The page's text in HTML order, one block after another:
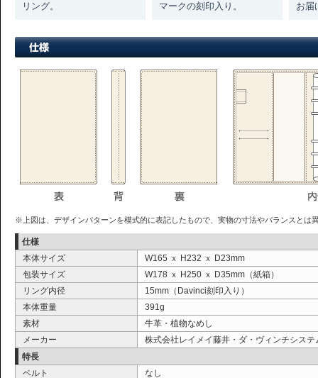
リング。
マークの刻印入り。
お届
※上図は、デザインパターンを模式的に表記したもので、実物の寸法やバランスとは
仕様
本体サイズ
W165 ｘ H232 ｘ D23mm
包装サイズ
W178 ｘ H250 ｘ D35mm（紙箱）
リング内径
15mm（Davinci刻印入り）
本体重量
391g
素材
牛革・植物なめし
メーカー
株式会社レイメイ藤井・ ダ・ヴィンチシステ
特長
ベルト
なし